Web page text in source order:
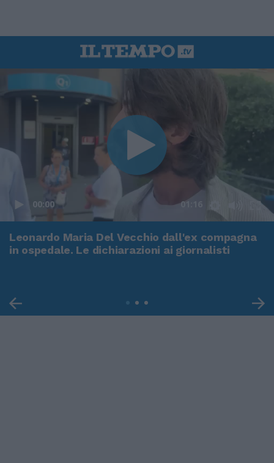
00:00 01:16
Leonardo Maria Del Vecchio dall'ex compagna
in ospedale. Le dichiarazioni ai giornalisti